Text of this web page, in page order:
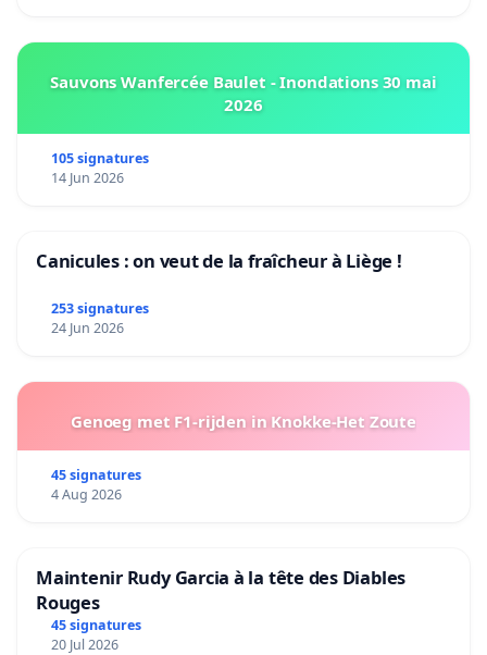
Sauvons Wanfercée Baulet - Inondations 30 mai
2026
105 signatures
14 Jun 2026
Canicules : on veut de la fraîcheur à Liège !
253 signatures
24 Jun 2026
Genoeg met F1-rijden in Knokke-Het Zoute
45 signatures
4 Aug 2026
Maintenir Rudy Garcia à la tête des Diables
Rouges
45 signatures
20 Jul 2026